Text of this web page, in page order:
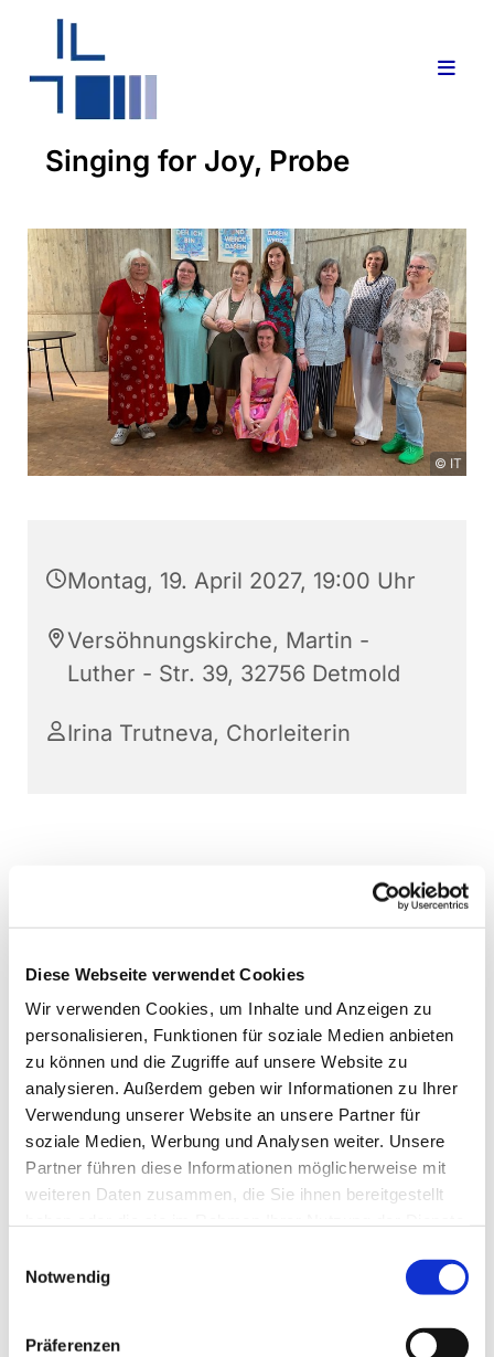
Diese Webseite verwendet Cookies
Wir verwenden Cookies, um Inhalte und Anzeigen zu
personalisieren, Funktionen für soziale Medien anbieten
zu können und die Zugriffe auf unsere Website zu
analysieren. Außerdem geben wir Informationen zu Ihrer
Verwendung unserer Website an unsere Partner für
soziale Medien, Werbung und Analysen weiter. Unsere
Partner führen diese Informationen möglicherweise mit
weiteren Daten zusammen, die Sie ihnen bereitgestellt
Notwendig
Präferenzen
Singing for Joy, Probe
© IT
Montag, 19. April 2027, 19:00 Uhr
Versöhnungskirche, Martin -
Luther - Str. 39, 32756 Detmold
Irina Trutneva, Chorleiterin
Dies könnte Sie auch